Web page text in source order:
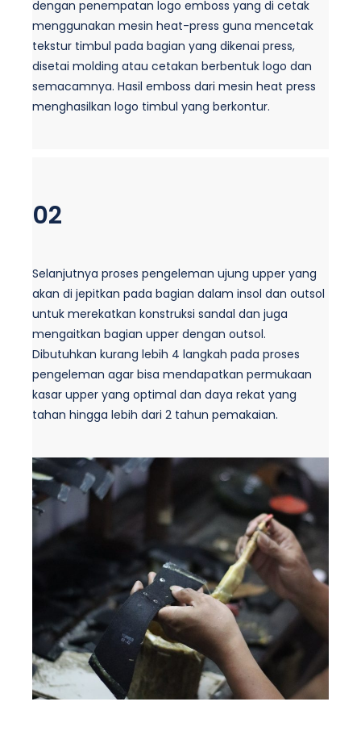
dengan penempatan logo emboss yang di cetak
menggunakan mesin heat-press guna mencetak
tekstur timbul pada bagian yang dikenai press,
disetai molding atau cetakan berbentuk logo dan
semacamnya. Hasil emboss dari mesin heat press
menghasilkan logo timbul yang berkontur.
02
Selanjutnya proses pengeleman ujung upper yang
akan di jepitkan pada bagian dalam insol dan outsol
untuk merekatkan konstruksi sandal dan juga
mengaitkan bagian upper dengan outsol.
Dibutuhkan kurang lebih 4 langkah pada proses
pengeleman agar bisa mendapatkan permukaan
kasar upper yang optimal dan daya rekat yang
tahan hingga lebih dari 2 tahun pemakaian.